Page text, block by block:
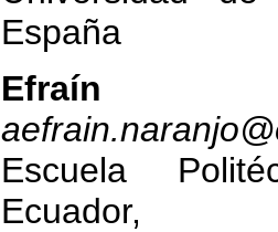
España
Efraín
Escuela
Ecuador,